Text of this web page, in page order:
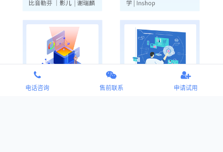
电话咨询 售前联系 申请试用